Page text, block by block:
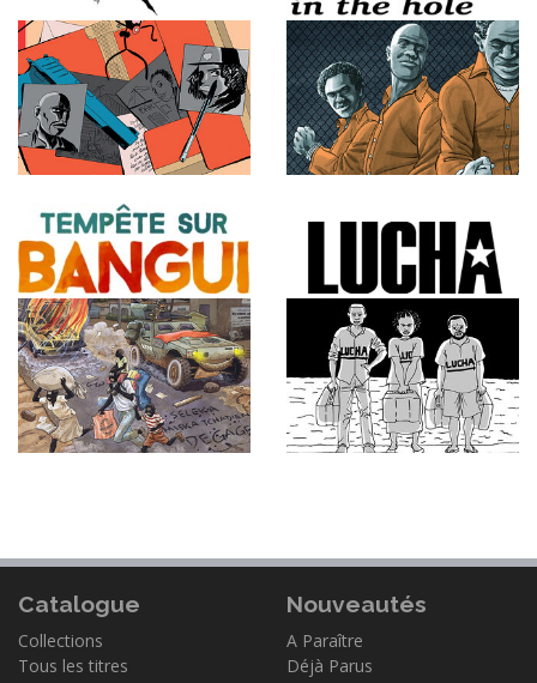
Catalogue
Collections
Tous les titres
Nouveautés
A Paraître
Déjà Parus